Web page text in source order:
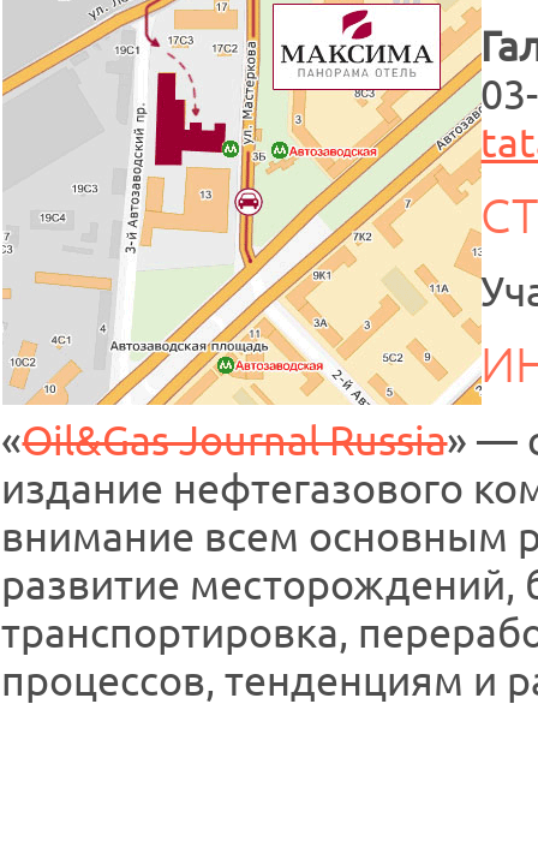
«Oil&Gas Journal Russia» —
издание нефтегазового
внимание всем основным
развитие месторождений,
транспортировка,
процессов, тенденциям и